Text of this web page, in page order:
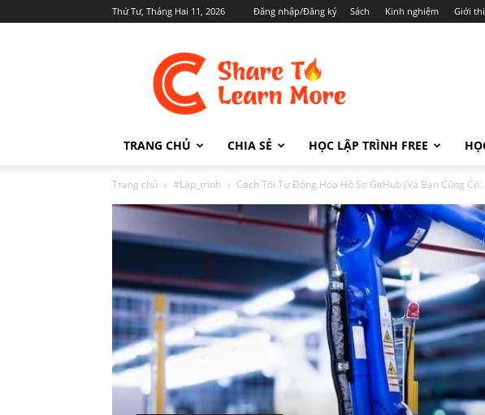
Thứ Tư, Tháng Hai 11, 2026 Đăng nhập/Đăng ký Sách Kinh nghiệm Giới
TRANG CHỦ CHIA SẺ HỌC LẬP TRÌNH FREE
Trang chủ #Lập_trình Cách Tôi Tự Động Hóa Hồ Sơ GitHub (Và Bạn Cũng Có...